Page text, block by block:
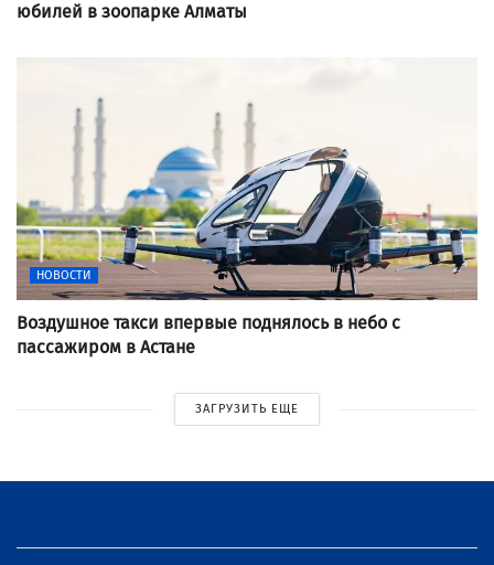
юбилей в зоопарке Алматы
НОВОСТИ
Воздушное такси впервые поднялось в небо с
пассажиром в Астане
ЗАГРУЗИТЬ ЕЩЕ